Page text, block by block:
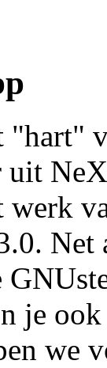
"hart"
werk
Net
je
we